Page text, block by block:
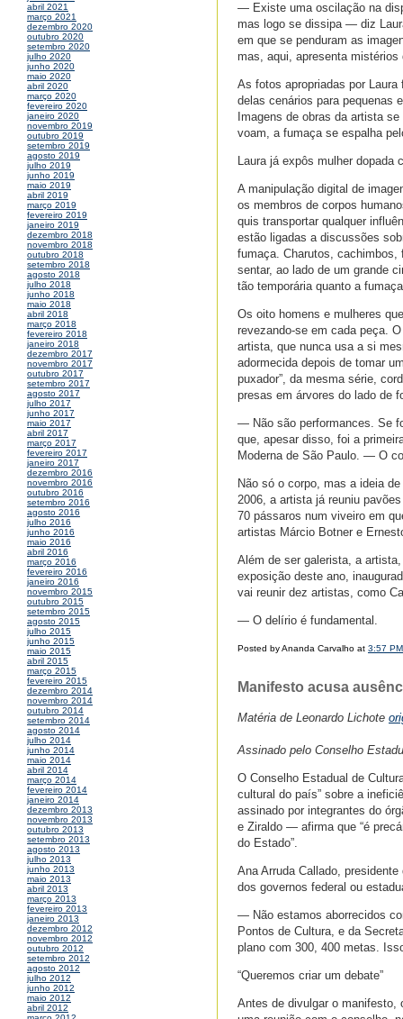
abril 2021
março 2021
dezembro 2020
outubro 2020
setembro 2020
julho 2020
junho 2020
maio 2020
abril 2020
março 2020
fevereiro 2020
janeiro 2020
novembro 2019
outubro 2019
setembro 2019
agosto 2019
julho 2019
junho 2019
maio 2019
abril 2019
março 2019
fevereiro 2019
janeiro 2019
dezembro 2018
novembro 2018
outubro 2018
setembro 2018
agosto 2018
julho 2018
junho 2018
maio 2018
abril 2018
março 2018
fevereiro 2018
janeiro 2018
dezembro 2017
novembro 2017
outubro 2017
setembro 2017
agosto 2017
julho 2017
junho 2017
maio 2017
abril 2017
março 2017
fevereiro 2017
janeiro 2017
dezembro 2016
novembro 2016
outubro 2016
setembro 2016
agosto 2016
julho 2016
junho 2016
maio 2016
abril 2016
março 2016
fevereiro 2016
janeiro 2016
novembro 2015
outubro 2015
setembro 2015
agosto 2015
julho 2015
junho 2015
maio 2015
abril 2015
março 2015
fevereiro 2015
dezembro 2014
novembro 2014
outubro 2014
setembro 2014
agosto 2014
julho 2014
junho 2014
maio 2014
abril 2014
março 2014
fevereiro 2014
janeiro 2014
dezembro 2013
novembro 2013
outubro 2013
setembro 2013
agosto 2013
julho 2013
junho 2013
maio 2013
abril 2013
março 2013
fevereiro 2013
janeiro 2013
dezembro 2012
novembro 2012
outubro 2012
setembro 2012
agosto 2012
julho 2012
junho 2012
maio 2012
abril 2012
— Existe uma oscilação na
mas logo se dissipa — diz
em que se penduram as
mas, aqui, apresenta mistérios
As fotos apropriadas por
delas cenários para pequenas
Imagens de obras da artista
voam, a fumaça se espalha
Laura já expôs mulher dopada
A manipulação digital de
os membros de corpos
quis transportar qualquer
estão ligadas a discussões
fumaça. Charutos, cachimbos,
sentar, ao lado de um grande
tão temporária quanto a
Os oito homens e mulheres
revezando-se em cada peça.
artista, que nunca usa a si
adormecida depois de tomar
puxador”, da mesma série,
presas em árvores do lado de
— Não são performances. Se
que, apesar disso, foi a
Moderna de São Paulo. — O
Não só o corpo, mas a ideia
2006, a artista já reuniu
70 pássaros num viveiro em
artistas Márcio Botner e
Além de ser galerista, a
exposição deste ano,
vai reunir dez artistas, como
— O delírio é fundamental.
Posted by Ananda Carvalho at 3:57 PM
Manifesto acusa
Matéria de Leonardo Lichote
Assinado pelo Conselho
O Conselho Estadual de
cultural do país” sobre a
assinado por integrantes do
e Ziraldo — afirma que “é
do Estado”.
Ana Arruda Callado,
dos governos federal ou
— Não estamos aborrecidos
Pontos de Cultura, e da
plano com 300, 400 metas.
“Queremos criar um debate”
Antes de divulgar o manifesto,